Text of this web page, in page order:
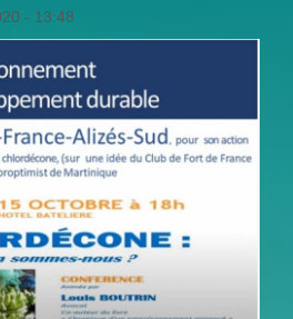
- 13:48